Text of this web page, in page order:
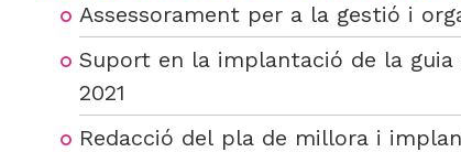
Assessorament per a la gestió i
Suport en la implantació de la guia
2021
Redacció del pla de millora i